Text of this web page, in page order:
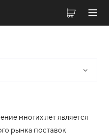
многих лет является
рынка поставок